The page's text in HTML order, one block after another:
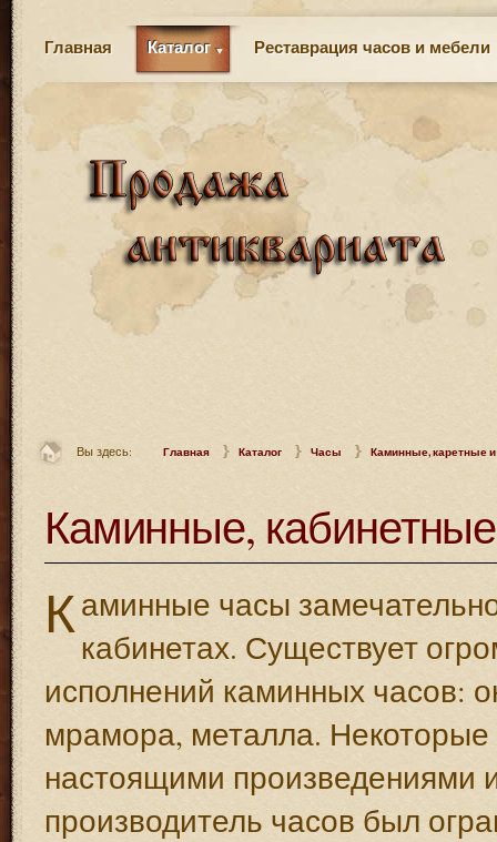
Главная Каталог Реставрация часов и мебели
Вы здесь: Главная Каталог Часы Каминные, каретные
Каминные,
Каминные часы
кабинетах. Существует
исполнений каминных часов:
мрамора, металла.
настоящими произведениями
производитель часов был